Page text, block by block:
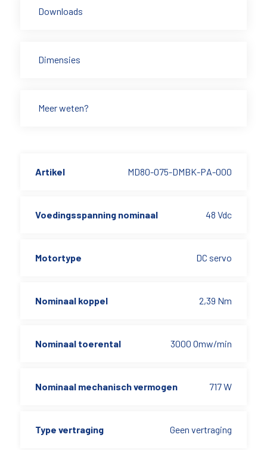
Downloads
Dimensies
Meer weten?
Artikel MD80-075-DMBK-PA-000
Voedingsspanning nominaal 48 Vdc
Motortype DC servo
Nominaal koppel 2,39 Nm
Nominaal toerental 3000 Omw/min
Nominaal mechanisch vermogen 717 W
Type vertraging Geen vertraging